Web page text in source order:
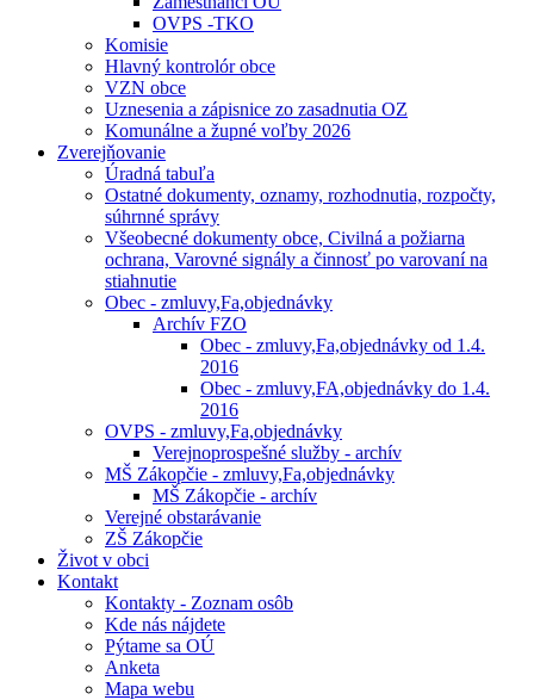
OVPS -TKO
Komisie
Hlavný kontrolór obce
VZN obce
Uznesenia a zápisnice zo zasadnutia OZ
Komunálne a župné voľby 2026
Zverejňovanie
Úradná tabuľa
Ostatné dokumenty, oznamy, rozhodnutia, rozpočty,
súhrnné správy
Všeobecné dokumenty obce, Civilná a požiarna
ochrana, Varovné signály a činnosť po varovaní na
stiahnutie
Obec - zmluvy,Fa,objednávky
Archív FZO
Obec - zmluvy,Fa,objednávky od 1.4.
2016
Obec - zmluvy,FA,objednávky do 1.4.
2016
OVPS - zmluvy,Fa,objednávky
Verejnoprospešné služby - archív
MŠ Zákopčie - zmluvy,Fa,objednávky
MŠ Zákopčie - archív
Verejné obstarávanie
ZŠ Zákopčie
Život v obci
Kontakt
Kontakty - Zoznam osôb
Kde nás nájdete
Pýtame sa OÚ
Anketa
Mapa webu